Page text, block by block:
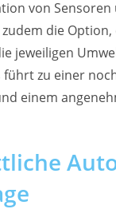
von
die Option,
jeweiligen
führt zu einer
einem